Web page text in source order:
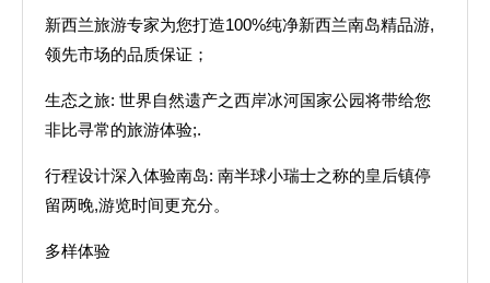
新西兰旅游专家为您打造100%纯净新西兰南岛精品游,
领先市场的品质保证；
生态之旅: 世界自然遗产之西岸冰河国家公园将带给您
非比寻常的旅游体验;.
行程设计深入体验南岛: 南半球小瑞士之称的皇后镇停
留两晚,游览时间更充分。
多样体验